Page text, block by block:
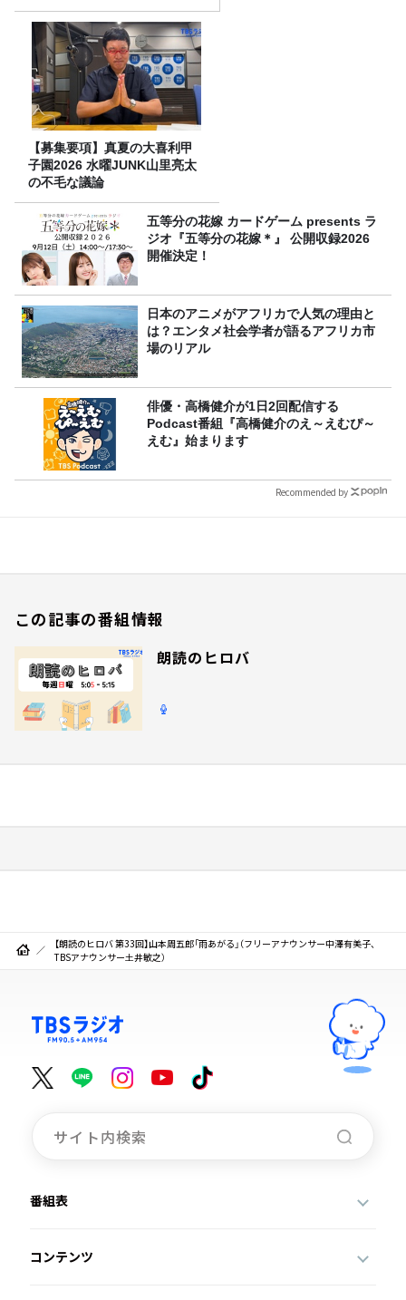
【募集要項】真夏の大喜利甲
子園2026 水曜JUNK山里亮太
の不毛な議論
五等分の花嫁 カードゲーム presents ラ
ジオ『五等分の花嫁＊』 公開収録2026
開催決定！
日本のアニメがアフリカで人気の理由と
は？エンタメ社会学者が語るアフリカ市
場のリアル
俳優・高橋健介が1日2回配信する
Podcast番組『高橋健介のえ～えむぴ～
えむ』始まります
Recommended by
この記事の番組情報
朗読のヒロバ
【朗読のヒロバ 第33回】山本周五郎「雨あがる」（フリーアナウンサー中澤有美子、
TBSアナウンサー土井敏之）
番組表
コンテンツ